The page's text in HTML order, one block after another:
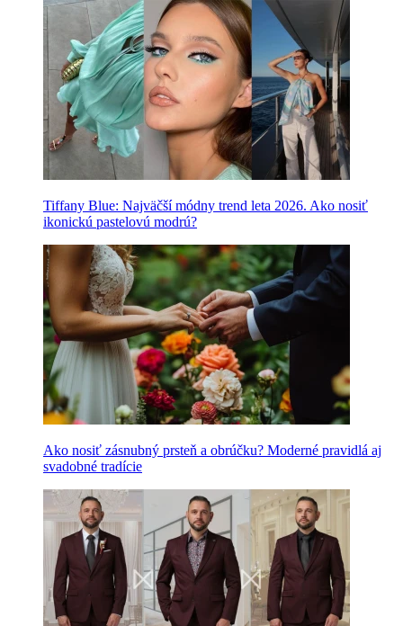
Tiffany Blue: Najväčší módny trend leta 2026. Ako nosiť
ikonickú pastelovú modrú?
Ako nosiť zásnubný prsteň a obrúčku? Moderné pravidlá aj
svadobné tradície